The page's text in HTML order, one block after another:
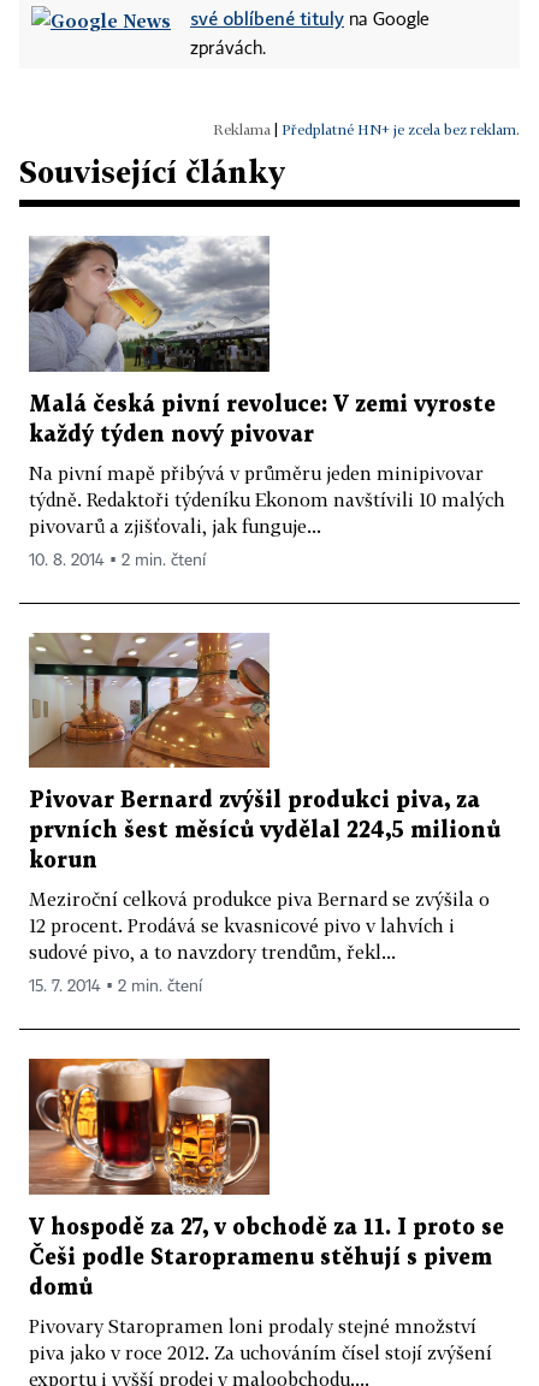
své oblíbené tituly na Google
zprávách.
Předplatné HN+ je zcela bez reklam.
Související články
Malá česká pivní revoluce: V zemi vyroste
každý týden nový pivovar
Na pivní mapě přibývá v průměru jeden minipivovar
týdně. Redaktoři týdeníku Ekonom navštívili 10 malých
pivovarů a zjišťovali, jak funguje...
10. 8. 2014 ▪ 2 min. čtení
Pivovar Bernard zvýšil produkci piva, za
prvních šest měsíců vydělal 224,5 milionů
korun
Meziroční celková produkce piva Bernard se zvýšila o
12 procent. Prodává se kvasnicové pivo v lahvích i
sudové pivo, a to navzdory trendům, řekl...
15. 7. 2014 ▪ 2 min. čtení
V hospodě za 27, v obchodě za 11. I proto se
Češi podle Staropramenu stěhují s pivem
domů
Pivovary Staropramen loni prodaly stejné množství
piva jako v roce 2012. Za uchováním čísel stojí zvýšení
exportu i vyšší prodej v maloobchodu....